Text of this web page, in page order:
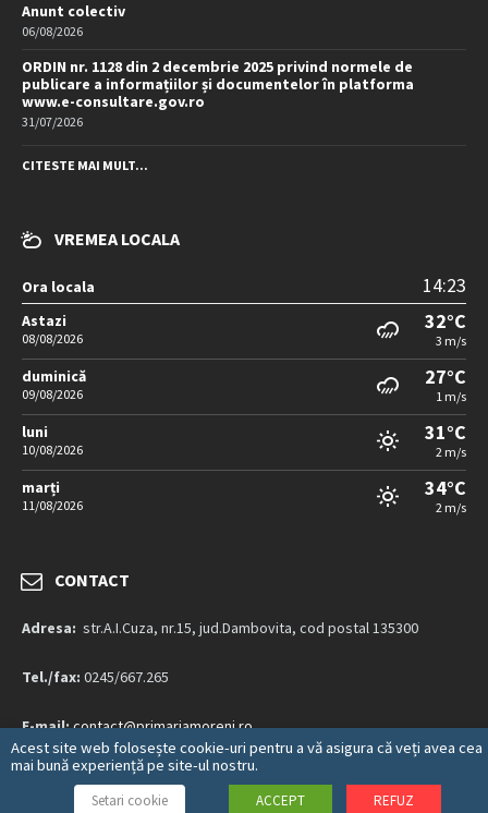
Anunt colectiv
06/08/2026
ORDIN nr. 1128 din 2 decembrie 2025 privind normele de
publicare a informațiilor și documentelor în platforma
www.e-consultare.gov.ro
31/07/2026
CITESTE MAI MULT...
VREMEA LOCALA
Ora locala 14:23
Astazi
08/08/2026
32°C
3 m/s
duminică
09/08/2026
27°C
1 m/s
luni
10/08/2026
31°C
2 m/s
marți
11/08/2026
34°C
2 m/s
CONTACT
Adresa: str.A.I.Cuza, nr.15, jud.Dambovita, cod postal 135300
Tel./fax: 0245/667.265
E-mail:contact@primariamoreni.ro
Mai multe detalii…
Acest site web folosește cookie-uri pentru a vă asigura că veți avea cea
mai bună experiență pe site-ul nostru.
Setari cookie ACCEPT REFUZ